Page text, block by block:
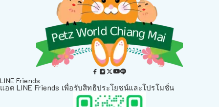
LINE Friends
แอด LINE Friends เพื่อรับสิทธิประโยชน์และโปรโมชั่น